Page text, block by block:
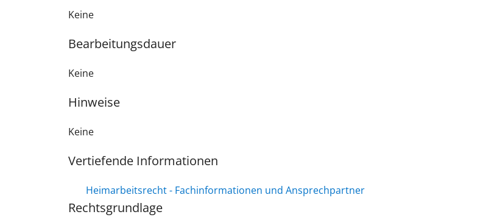
Keine
Bearbeitungsdauer
Keine
Hinweise
Keine
Vertiefende Informationen
Heimarbeitsrecht - Fachinformationen und Ansprechpartner
Rechtsgrundlage